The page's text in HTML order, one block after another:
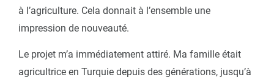
à l’agriculture. Cela donnait à l’ensemble une
impression de nouveauté.
Le projet m’a immédiatement attiré. Ma famille était
agricultrice en Turquie depuis des générations, jusqu’à